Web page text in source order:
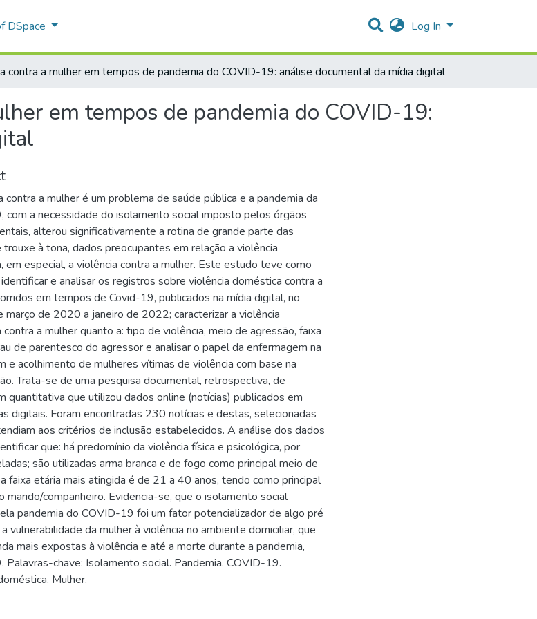
DSpace Log In
contra a mulher em tempos de pandemia do COVID-19: análise documental da mídia digital
em tempos de pandemia do COVID-19:
contra a mulher é um problema de saúde pública e a pandemia da
com a necessidade do isolamento social imposto pelos órgãos
alterou significativamente a rotina de grande parte das
à tona, dados preocupantes em relação a violência
em especial, a violência contra a mulher. Este estudo teve como
e analisar os registros sobre violência doméstica contra a
em tempos de Covid-19, publicados na mídia digital, no
março de 2020 a janeiro de 2022; caracterizar a violência
a mulher quanto a: tipo de violência, meio de agressão, faixa
de parentesco do agressor e analisar o papel da enfermagem na
e acolhimento de mulheres vítimas de violência com base na
Trata-se de uma pesquisa documental, retrospectiva, de
quantitativa que utilizou dados online (notícias) publicados em
digitais. Foram encontradas 230 notícias e destas, selecionadas
aos critérios de inclusão estabelecidos. A análise dos dados
que: há predomínio da violência física e psicológica, por
são utilizadas arma branca e de fogo como principal meio de
faixa etária mais atingida é de 21 a 40 anos, tendo como principal
marido/companheiro. Evidencia-se, que o isolamento social
pandemia do COVID-19 foi um fator potencializador de algo pré
vulnerabilidade da mulher à violência no ambiente domiciliar, que
mais expostas à violência e até a morte durante a pandemia,
Palavras-chave: Isolamento social. Pandemia. COVID-19.
Mulher.